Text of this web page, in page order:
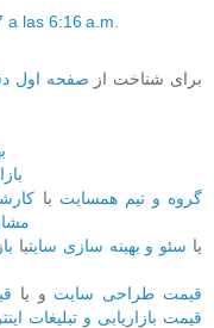
las 6:16 a.m.
برای شناخت از صفحه اول
گروه و تیم همسایت با
یا سئو و بهینه سازی سایتیا
قیمت طراحی سایت و یا
قیمت بازاریابی و تبلیغات